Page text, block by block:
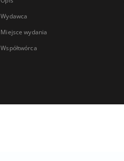
Wydawca
Miejsce wydania
Współtwórca